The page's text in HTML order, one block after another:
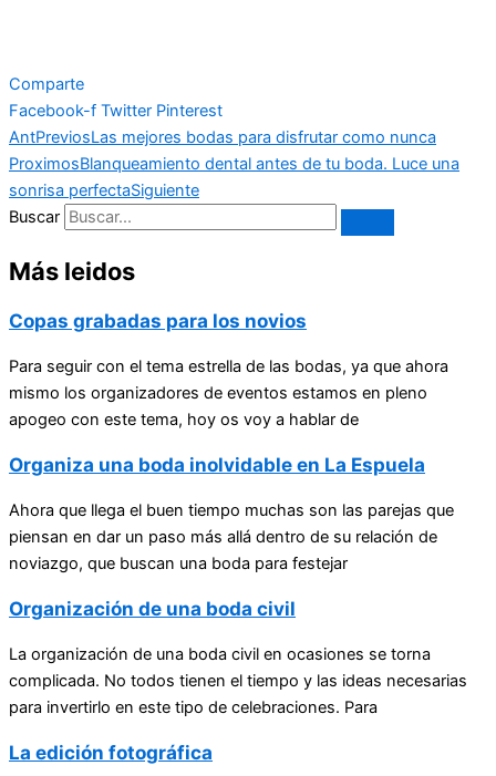
Comparte
Facebook-f Twitter Pinterest
AntPreviosLas mejores bodas para disfrutar como nunca
ProximosBlanqueamiento dental antes de tu boda. Luce una
sonrisa perfectaSiguiente
Buscar
Más leidos
Copas grabadas para los novios
Para seguir con el tema estrella de las bodas, ya que ahora
mismo los organizadores de eventos estamos en pleno
apogeo con este tema, hoy os voy a hablar de
Organiza una boda inolvidable en La Espuela
Ahora que llega el buen tiempo muchas son las parejas que
piensan en dar un paso más allá dentro de su relación de
noviazgo, que buscan una boda para festejar
Organización de una boda civil
La organización de una boda civil en ocasiones se torna
complicada. No todos tienen el tiempo y las ideas necesarias
para invertirlo en este tipo de celebraciones. Para
La edición fotográfica